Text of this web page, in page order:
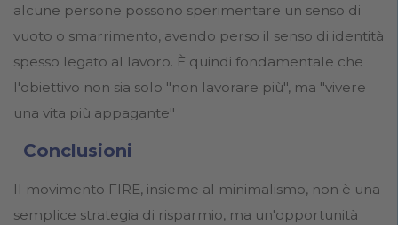
alcune persone possono sperimentare un senso di
vuoto o smarrimento, avendo perso il senso di identità
spesso legato al lavoro. È quindi fondamentale che
l'obiettivo non sia solo "non lavorare più", ma "vivere
una vita più appagante"
Conclusioni
Il movimento FIRE, insieme al minimalismo, non è una
semplice strategia di risparmio, ma un'opportunità